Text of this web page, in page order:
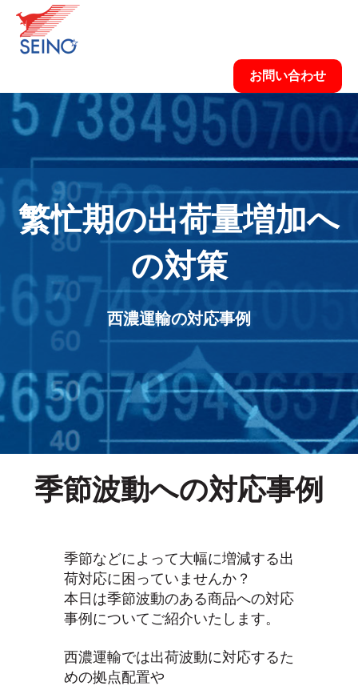
お問い合わせ
繁忙期の出荷量増加へ
の対策
西濃運輸の対応事例
季節波動への対応事例
季節などによって大幅に増減する出
荷対応に困っていませんか？
本日は季節波動のある商品への対応
事例についてご紹介いたします。
西濃運輸では出荷波動に対応するた
めの拠点配置や